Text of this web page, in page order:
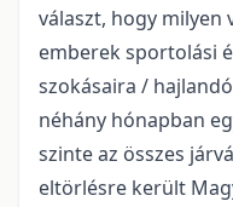
választ, hogy milyen
emberek sportolási
szokásaira /
néhány hónapban
szinte az összes
eltörlésre került